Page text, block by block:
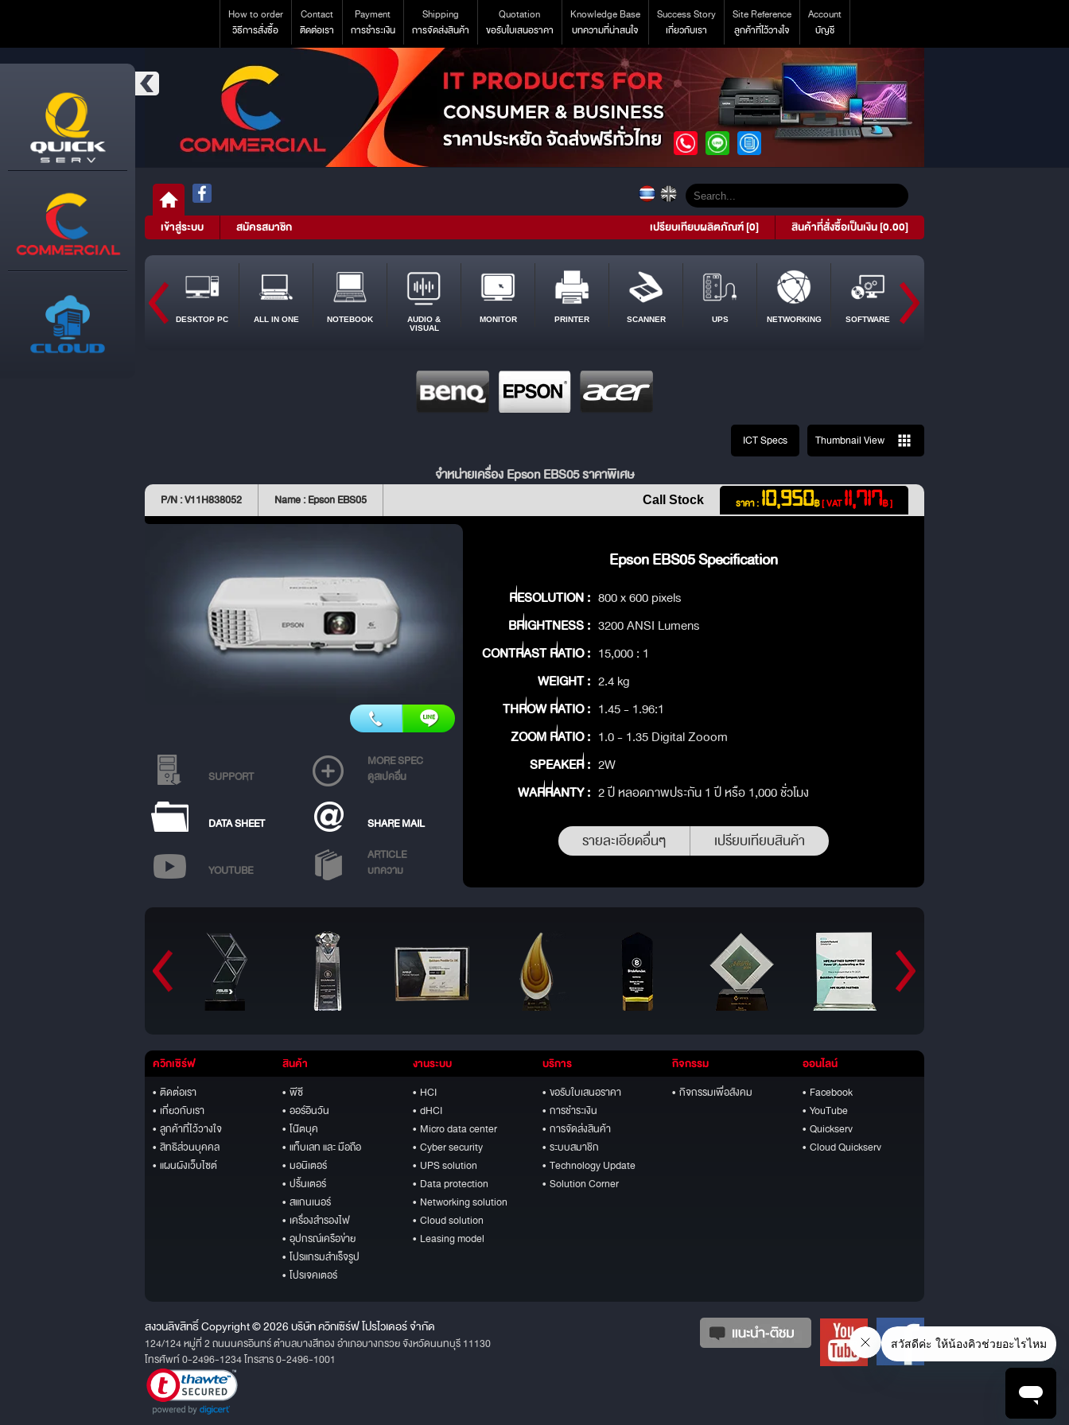
How to order
วิธีการสั่งซื้อ
Contact
ติดต่อเรา
Payment
การชำระเงิน
Shipping
การจัดส่งสินค้า
Quotation
ขอรับใบเสนอราคา
Knowledge Base
บทความที่น่าสนใจ
Success Story
เกี่ยวกับเรา
Site Reference
ลูกค้าที่ไว้วางใจ
Account
บัญชี
เข้าสู่ระบบ สมัครสมาชิก สินค้าที่สั่งซื้อเป็นเงิน [0.00]
เปรียบเทียบผลิตภัณฑ์ [0]
DESKTOP PC ALL IN ONE NOTEBOOK
AUDIO &
VISUAL
MONITOR PRINTER SCANNER UPS NETWORKING SOFTWARE
ICT Specs Thumbnail View
จำหน่ายเครื่อง Epson EBS05 ราคาพิเศษ
P/N : V11H838052 Name : Epson EBS05 ราคา : 10,950฿[ VAT11,717฿ ]
Call Stock
SUPPORT
MORE SPEC
ดูสเปคอื่น
DATA SHEET SHARE MAIL
YOUTUBE
ARTICLE
บทความ
Epson EBS05 Specification
RESOLUTION : 800 x 600 pixels
BRIGHTNESS : 3200 ANSI Lumens
CONTRAST RATIO : 15,000 : 1
WEIGHT : 2.4 kg
THROW RATIO : 1.45 - 1.96:1
ZOOM RATIO : 1.0 - 1.35 Digital Zooom
SPEAKER : 2W
WARRANTY : 2 ปี หลอดภาพประกัน 1 ปี หรือ 1,000 ชั่วโมง
รายละเอียดอื่นๆ เปรียบเทียบสินค้า
ควิกเซิร์ฟ
• ติดต่อเรา
• เกี่ยวกับเรา
• ลูกค้าที่ไว้วางใจ
• สิทธิส่วนบุคคล
• แผนผังเว็บไซต์
สินค้า
• พีซี
• ออร์อินวัน
• โน๊ตบุค
• แท็บเลท และ มือถือ
• มอนิเตอร์
• ปริ้นเตอร์
• สแกนเนอร์
• เครื่องสำรองไฟ
• อุปกรณ์เครือข่าย
• โปรแกรมสำเร็จรูป
• โปรเจคเตอร์
งานระบบ
• HCI
• dHCI
• Micro data center
• Cyber security
• UPS solution
• Data protection
• Networking solution
• Cloud solution
• Leasing model
บริการ
• ขอรับใบเสนอราคา
• การชำระเงิน
• การจัดส่งสินค้า
• ระบบสมาชิก
• Technology Update
• Solution Corner
กิจกรรม
• กิจกรรมเพื่อสังคม
ออนไลน์
• Facebook
• YouTube
• Quickserv
• Cloud Quickserv
สงวนลิขสิทธิ์ Copyright © 2026 บริษัท ควิกเซิร์ฟ โปรไวเดอร์ จำกัด
124/124 หมู่ที่ 2 ถนนนครอินทร์ ตำบลบางสีทอง อำเภอบางกรวย จังหวัดนนทบุรี 11130
โทรศัพท์ 0-2496-1234 โทรสาร 0-2496-1001